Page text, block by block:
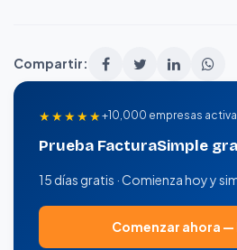
Compartir:
★★★★★+10,000 empresas
Prueba FacturaSimple
15 días gratis · Comienza hoy y
Comenzar ahora —